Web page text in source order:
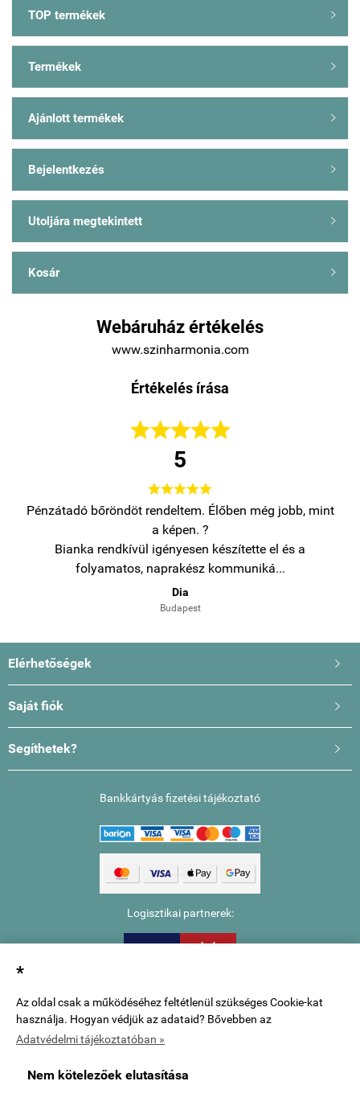
*
Az oldal csak a működéséhez feltétlenül szükséges Cookie-kat
használja. Hogyan védjük az adataid? Bővebben az
Adatvédelmi tájékoztatóban »
Nem kötelezőek elutasítása
TOP termékek 
Termékek 
Ajánlott termékek 
Bejelentkezés 
Utoljára megtekintett 
Kosár 
Webáruház értékelés
www.szinharmonia.com
Értékelés írása

5

Pénzátadó bőröndöt rendeltem. Élőben még jobb, mint
a képen. ?
Bianka rendkívül igényesen készítette el és a
folyamatos, naprakész kommuniká...
Dia
Budapest
Elérhetőségek 
Saját fiók 
Segíthetek? 
Bankkártyás fizetési tájékoztató
Logisztikai partnerek:
www.szinharmonia.com - Cserháti Bianka E. V.